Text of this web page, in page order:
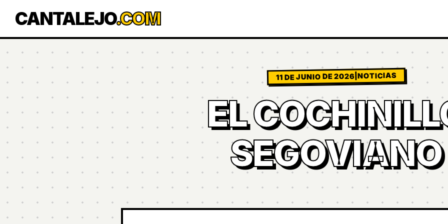
CANTALEJO.COM
11 DE JUNIO DE 2026|NOTICIAS
EL
SEGOVIANO